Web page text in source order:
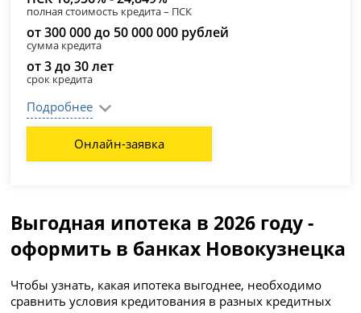
полная стоимость кредита – ПСК
от 300 000 до 50 000 000 рублей
сумма кредита
от 3 до 30 лет
срок кредита
Подробнее
Онлайн-заявка
Выгодная ипотека в 2026 году -
оформить в банках Новокузнецка
Чтобы узнать, какая ипотека выгоднее, необходимо
сравнить условия кредитования в разных кредитных